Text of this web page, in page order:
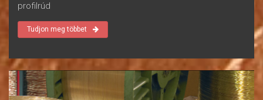
profilrúd
Tudjon meg többet